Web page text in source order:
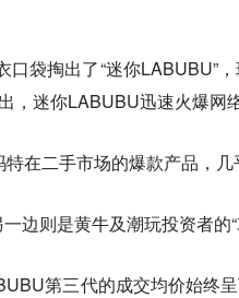
袋掏出了“迷你LABUBU”
，迷你LABUBU迅速火爆网络
在二手市场的爆款产品，几
则是黄牛及潮玩投资者的“
第三代的成交均价始终